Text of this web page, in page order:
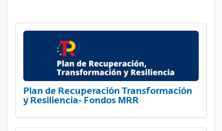
Plan de Recuperación Transformación
y Resiliencia- Fondos MRR